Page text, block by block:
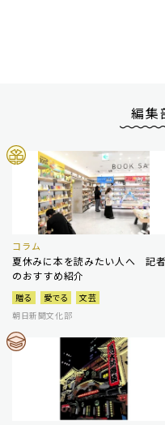
編集
コラム
夏休みに本を読みたい人へ 記者
のおすすめ紹介
贈る 愛でる
文芸
朝日新聞文化部